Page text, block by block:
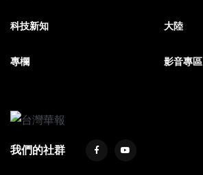
科技新知 大陸
專欄 影音專區
我們的社群